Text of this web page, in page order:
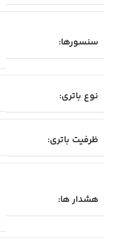
سنسورها:
نوع باتری:
ظرفیت باتری:
هشدار ها: